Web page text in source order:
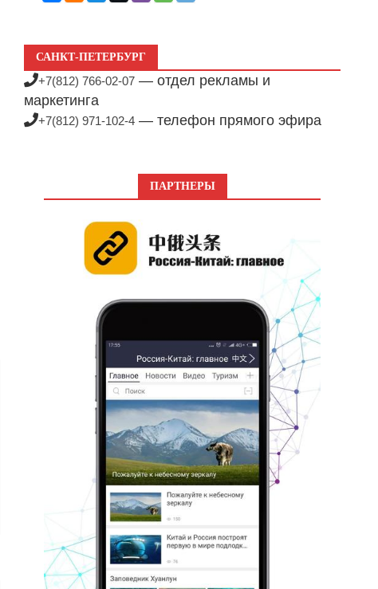
САНКТ-ПЕТЕРБУРГ
+7(812) 766-02-07 — отдел рекламы и
маркетинга
+7(812) 971-102-4 — телефон прямого эфира
ПАРТНЕРЫ